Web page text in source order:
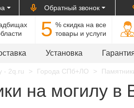
Обратный звонок
5 % cкидка на все
товары и услуги
Установка
- 2q.ru Города СПб+ЛО
на могилу в